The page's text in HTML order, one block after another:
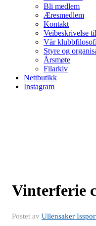
Bli medlem
Æresmedlem
Kontakt
Veibeskrivelse
Vår klubbfilosofi
Styre og
Årsmøte
Filarkiv
Nettbutikk
Instagram
Vinterferie
Postet av Ullensaker